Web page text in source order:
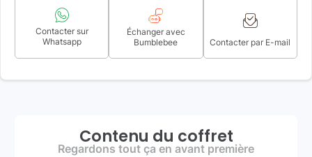
Contacter sur
Whatsapp
Échanger avec
Bumblebee
Contacter par E-mail
Contenu du coffret
Regardons tout ça en avant première